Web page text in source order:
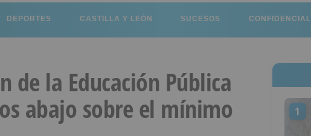
DEPORTES CASTILLA Y LEÓN SUCESOS CONFIDENCIAL
de la Educación Pública
abajo sobre el mínimo
1